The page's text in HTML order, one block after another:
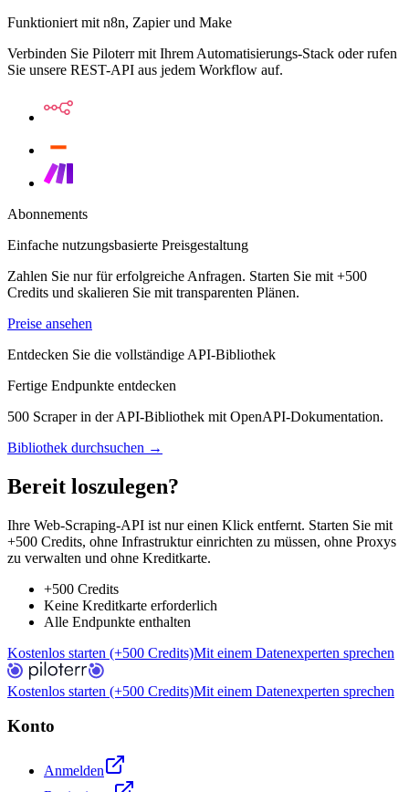
Funktioniert mit n8n, Zapier und Make
Verbinden Sie Piloterr mit Ihrem Automatisierungs-Stack oder rufen
Sie unsere REST-API aus jedem Workflow auf.
Abonnements
Einfache nutzungsbasierte Preisgestaltung
Zahlen Sie nur für erfolgreiche Anfragen. Starten Sie mit +500
Credits und skalieren Sie mit transparenten Plänen.
Preise ansehen
Entdecken Sie die vollständige API-Bibliothek
Fertige Endpunkte entdecken
500 Scraper in der API-Bibliothek mit OpenAPI-Dokumentation.
Bibliothek durchsuchen →
Bereit loszulegen?
Ihre Web-Scraping-API ist nur einen Klick entfernt. Starten Sie mit
+500 Credits, ohne Infrastruktur einrichten zu müssen, ohne Proxys
zu verwalten und ohne Kreditkarte.
+500 Credits
Keine Kreditkarte erforderlich
Alle Endpunkte enthalten
Kostenlos starten (+500 Credits)Mit einem Datenexperten sprechen
Kostenlos starten (+500 Credits)Mit einem Datenexperten sprechen
Konto
Anmelden